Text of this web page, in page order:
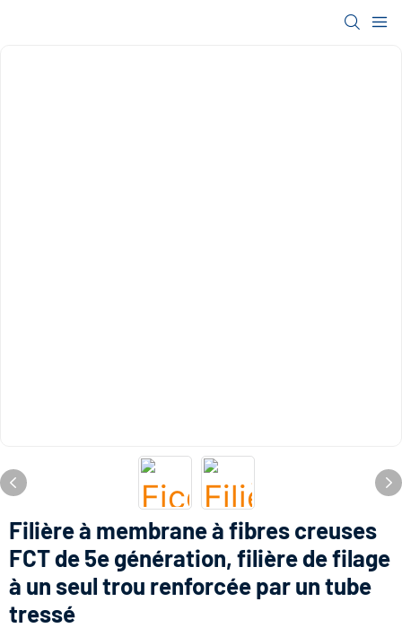
Filière à membrane à fibres creuses
FCT de 5e génération, filière de filage
à un seul trou renforcée par un tube
tressé